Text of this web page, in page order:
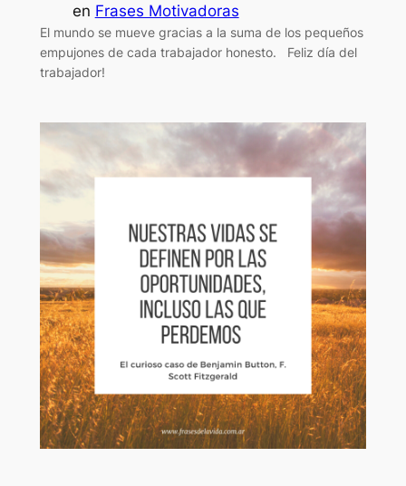
en Frases Motivadoras
El mundo se mueve gracias a la suma de los pequeños
empujones de cada trabajador honesto. Feliz día del
trabajador!